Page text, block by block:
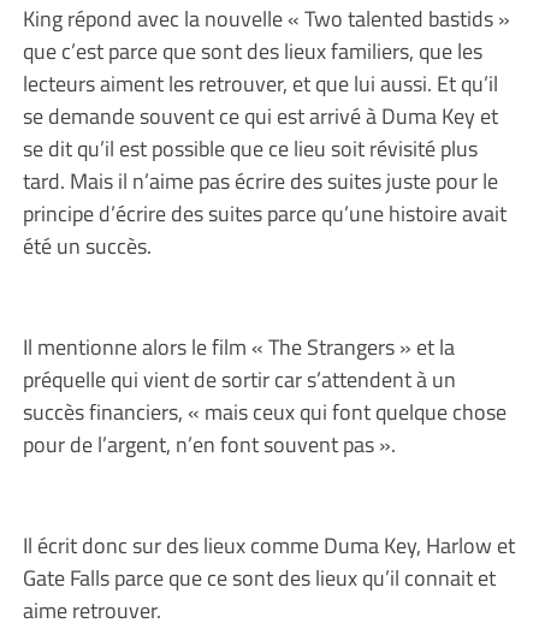
King répond avec la nouvelle « Two talented bastids »
que c’est parce que sont des lieux familiers, que les
lecteurs aiment les retrouver, et que lui aussi. Et qu’il
se demande souvent ce qui est arrivé à Duma Key et
se dit qu’il est possible que ce lieu soit révisité plus
tard. Mais il n’aime pas écrire des suites juste pour le
principe d’écrire des suites parce qu’une histoire avait
été un succès.
Il mentionne alors le film « The Strangers » et la
préquelle qui vient de sortir car s’attendent à un
succès financiers, « mais ceux qui font quelque chose
pour de l’argent, n’en font souvent pas ».
Il écrit donc sur des lieux comme Duma Key, Harlow et
Gate Falls parce que ce sont des lieux qu’il connait et
aime retrouver.